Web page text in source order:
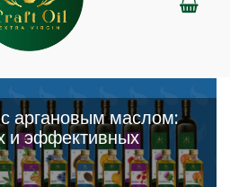
аргановым маслом:
и эффективных